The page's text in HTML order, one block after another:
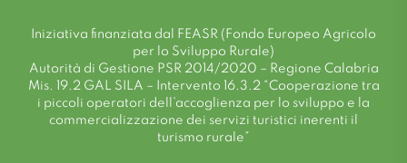
Iniziativa finanziata dal FEASR (Fondo Europeo Agricolo
per lo Sviluppo Rurale)
Autorità di Gestione PSR 2014/2020 – Regione Calabria
Mis. 19.2 GAL SILA – Intervento 16.3.2 “Cooperazione tra
i piccoli operatori dell’accoglienza per lo sviluppo e la
commercializzazione dei servizi turistici inerenti il
turismo rurale”